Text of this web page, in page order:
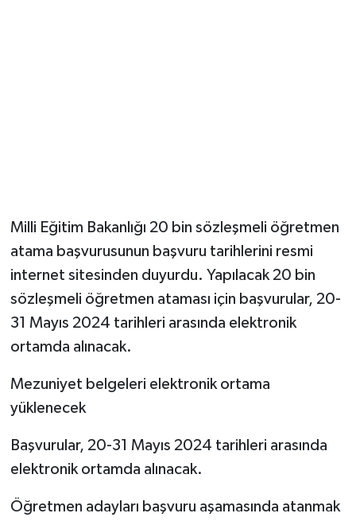
Milli Eğitim Bakanlığı 20 bin sözleşmeli öğretmen
atama başvurusunun başvuru tarihlerini resmi
internet sitesinden duyurdu. Yapılacak 20 bin
sözleşmeli öğretmen ataması için başvurular, 20-
31 Mayıs 2024 tarihleri arasında elektronik
ortamda alınacak.
Mezuniyet belgeleri elektronik ortama
yüklenecek
Başvurular, 20-31 Mayıs 2024 tarihleri arasında
elektronik ortamda alınacak.
Öğretmen adayları başvuru aşamasında atanmak